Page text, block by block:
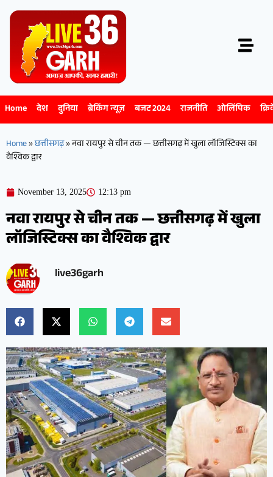
Home देश दुनिया ब्रेकिंग न्यूज़ बजट 2024 राजनीति ओलिंपिक
Home»छत्तीसगढ़»नवा रायपुर से चीन तक — छत्तीसगढ़ में खुला लॉजिस्टिक्स का
वैश्विक द्वार
November 13, 2025 12:13 pm
नवा रायपुर से चीन तक — छत्तीसगढ़ में खुला
लॉजिस्टिक्स का वैश्विक द्वार
live36garh